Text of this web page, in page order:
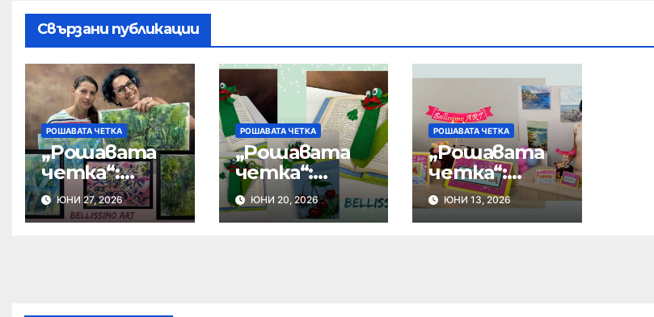
Свързани публикации
РОШАВАТА ЧЕТКА
„Рошавата
четка“:
Акварелна
картина
ЮНИ 27, 2026
РОШАВАТА ЧЕТКА
„Рошавата
четка“:
Жабки-
книгораздел
ЮНИ 20, 2026
РОШАВАТА ЧЕТКА
„Рошавата
четка“:
Цветни
покани за
ЮНИ 13, 2026